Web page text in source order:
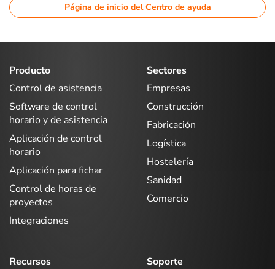
Página de inicio del Centro de ayuda
Producto
Control de asistencia
Software de control
horario y de asistencia
Aplicación de control
horario
Aplicación para fichar
Control de horas de
proyectos
Integraciones
Sectores
Empresas
Construcción
Fabricación
Logística
Hostelería
Sanidad
Comercio
Recursos
Soporte